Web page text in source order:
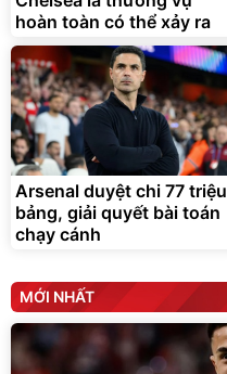
hoàn toàn có thể xảy ra
Arsenal duyệt chi 77 triệu
bảng, giải quyết bài toán
chạy cánh
MỚI NHẤT